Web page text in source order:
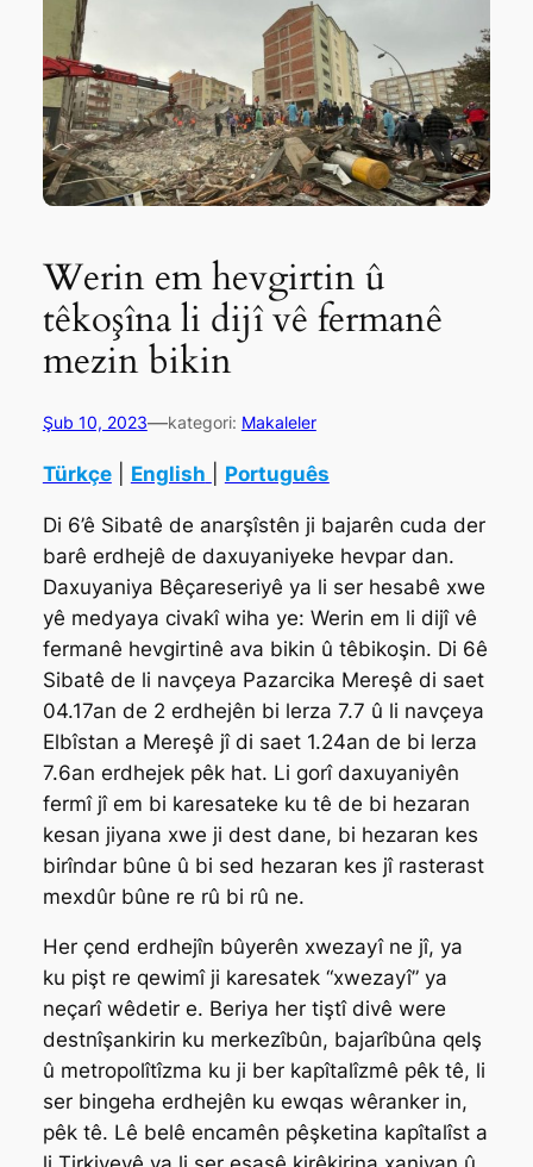
Werin em hevgirtin û
têkoşîna li dijî vê fermanê
mezin bikin
Şub 10, 2023—kategori: Makaleler
Türkçe| English Português
Di 6’ê Sibatê de anarşîstên ji bajarên cuda der
barê erdhejê de daxuyaniyeke hevpar dan.
Daxuyaniya Bêçareseriyê ya li ser hesabê xwe
yê medyaya civakî wiha ye: Werin em li dijî vê
fermanê hevgirtinê ava bikin û têbikoşin. Di 6ê
Sibatê de li navçeya Pazarcika Mereşê di saet
04.17an de 2 erdhejên bi lerza 7.7 û li navçeya
Elbîstan a Mereşê jî di saet 1.24an de bi lerza
7.6an erdhejek pêk hat. Li gorî daxuyaniyên
fermî jî em bi karesateke ku tê de bi hezaran
kesan jiyana xwe ji dest dane, bi hezaran kes
birîndar bûne û bi sed hezaran kes jî rasterast
mexdûr bûne re rû bi rû ne.
Her çend erdhejîn bûyerên xwezayî ne jî, ya
ku pişt re qewimî ji karesatek “xwezayî” ya
neçarî wêdetir e. Beriya her tiştî divê were
destnîşankirin ku merkezîbûn, bajarîbûna qelş
û metropolîtîzma ku ji ber kapîtalîzmê pêk tê, li
ser bingeha erdhejên ku ewqas wêranker in,
pêk tê. Lê belê encamên pêşketina kapîtalîst a